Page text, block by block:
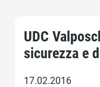
UDC
sicurezza e
17.02.2016